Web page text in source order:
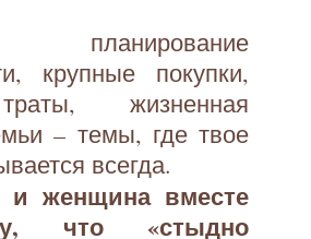
крупные покупки,
жизненная
– темы, где твое
всегда.
женщина вместе
что «стыдно